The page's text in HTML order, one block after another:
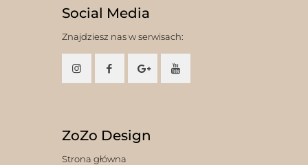
Social Media
Znajdziesz nas w serwisach:
ZoZo Design
Strona główna